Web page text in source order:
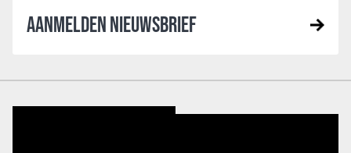
AANMELDEN NIEUWSBRIEF